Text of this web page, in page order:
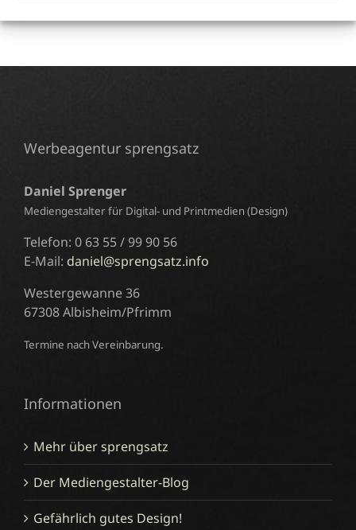
Werbeagentur sprengsatz
Daniel Sprenger
Mediengestalter für Digital- und Printmedien (Design)
Telefon: 0 63 55 / 99 90 56
E-Mail: daniel@sprengsatz.info
Westergewanne 36
67308 Albisheim/Pfrimm
Termine nach Vereinbarung.
Informationen
Mehr über sprengsatz
Der Mediengestalter-Blog
Gefährlich gutes Design!